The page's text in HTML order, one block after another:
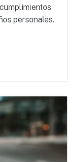
personales.